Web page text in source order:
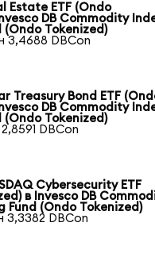
Estate ETF (Ondo
DB Commodity
(Ondo Tokenized)
3,4688 DBCon
Treasury Bond ETF
DB Commodity
(Ondo Tokenized)
DBCon
Cybersecurity ETF
в Invesco DB
Fund (Ondo Tokenized)
3,3382 DBCon